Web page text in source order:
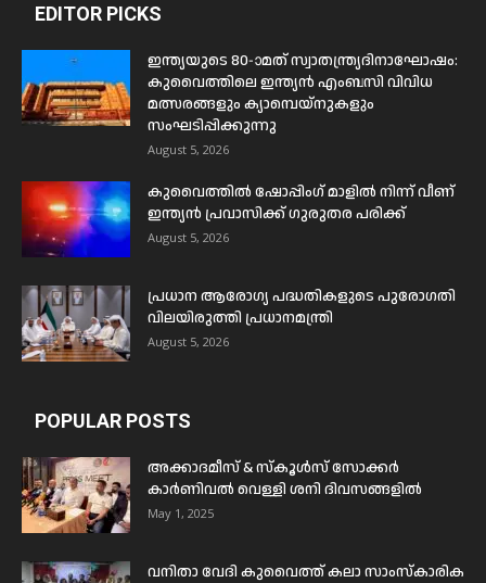
EDITOR PICKS
ഇന്ത്യയുടെ 80-ാമത് സ്വാതന്ത്ര്യദിനാഘോഷം:
കുവൈത്തിലെ ഇന്ത്യൻ എംബസി വിവിധ
മത്സരങ്ങളും ക്യാമ്പെയ്‌നുകളും
സംഘടിപ്പിക്കുന്നു
August 5, 2026
കുവൈത്തിൽ ഷോപ്പിംഗ് മാളിൽ നിന്ന് വീണ്
ഇന്ത്യൻ പ്രവാസിക്ക് ഗുരുതര പരിക്ക്
August 5, 2026
പ്രധാന ആരോഗ്യ പദ്ധതികളുടെ പുരോഗതി
വിലയിരുത്തി പ്രധാനമന്ത്രി
August 5, 2026
POPULAR POSTS
അക്കാദമീസ് & സ്കൂൾസ് സോക്കർ
കാർണിവൽ വെള്ളി ശനി ദിവസങ്ങളിൽ
May 1, 2025
വനിതാ വേദി കുവൈത്ത് കലാ സാംസ്കാരിക